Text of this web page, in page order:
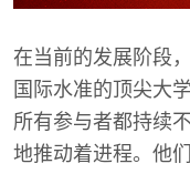
在当前的发展阶段
国际水准的顶尖大
所有参与者都持续
地推动着进程。他